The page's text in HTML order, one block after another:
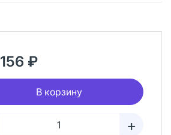
156 ₽
В корзину
+